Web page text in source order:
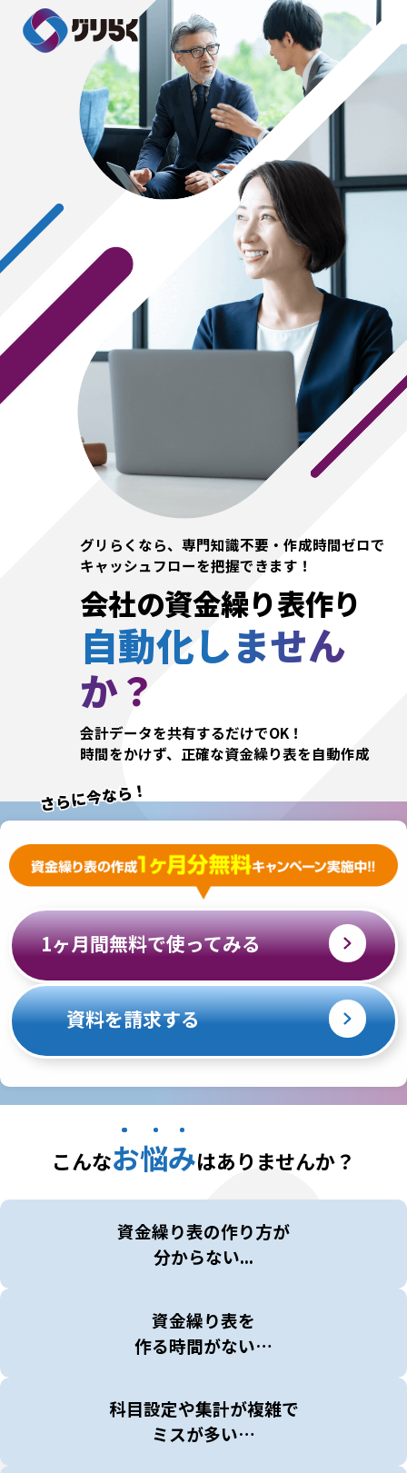
グリらくなら、専門知識不要・作成時間ゼロで
キャッシュフローを把握できます！
会社の資金繰り表作り
自動化しません
か？
会計データを共有するだけでOK！
時間をかけず、正確な資金繰り表を自動作成
さらに今なら！
1ヶ月間無料で使ってみる
資料を請求する
こんなお悩みはありませんか？
資金繰り表の作り方が
分からない...
資金繰り表を
作る時間がない…
科目設定や集計が複雑で
ミスが多い…